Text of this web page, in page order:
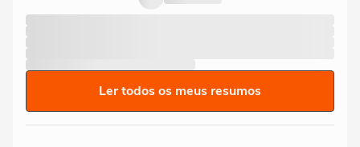
Ler todos os meus resumos